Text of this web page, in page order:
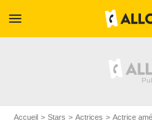
menu
Accueil Stars Actrices Actrice